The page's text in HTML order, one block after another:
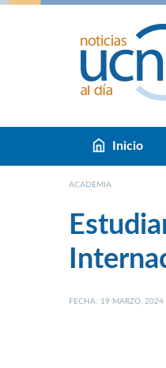
Inicio
ACADEMIA
FECHA: 19 MARZO, 2024